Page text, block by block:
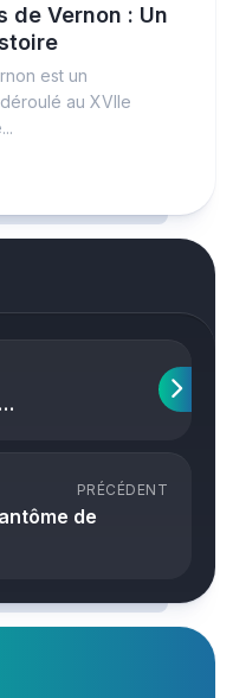
de Vernon : Un
est un
au XVIIe
PRÉCÉDENT
de